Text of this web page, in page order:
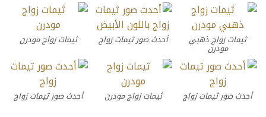
ثيمات زواج ذهبي
مودرن
أحدث صور ثيمات زواج ثيمات زواج مودرن
أحدث صور ثيمات زواج ثيمات زواج مودرن أحدث صور ثيمات زواج